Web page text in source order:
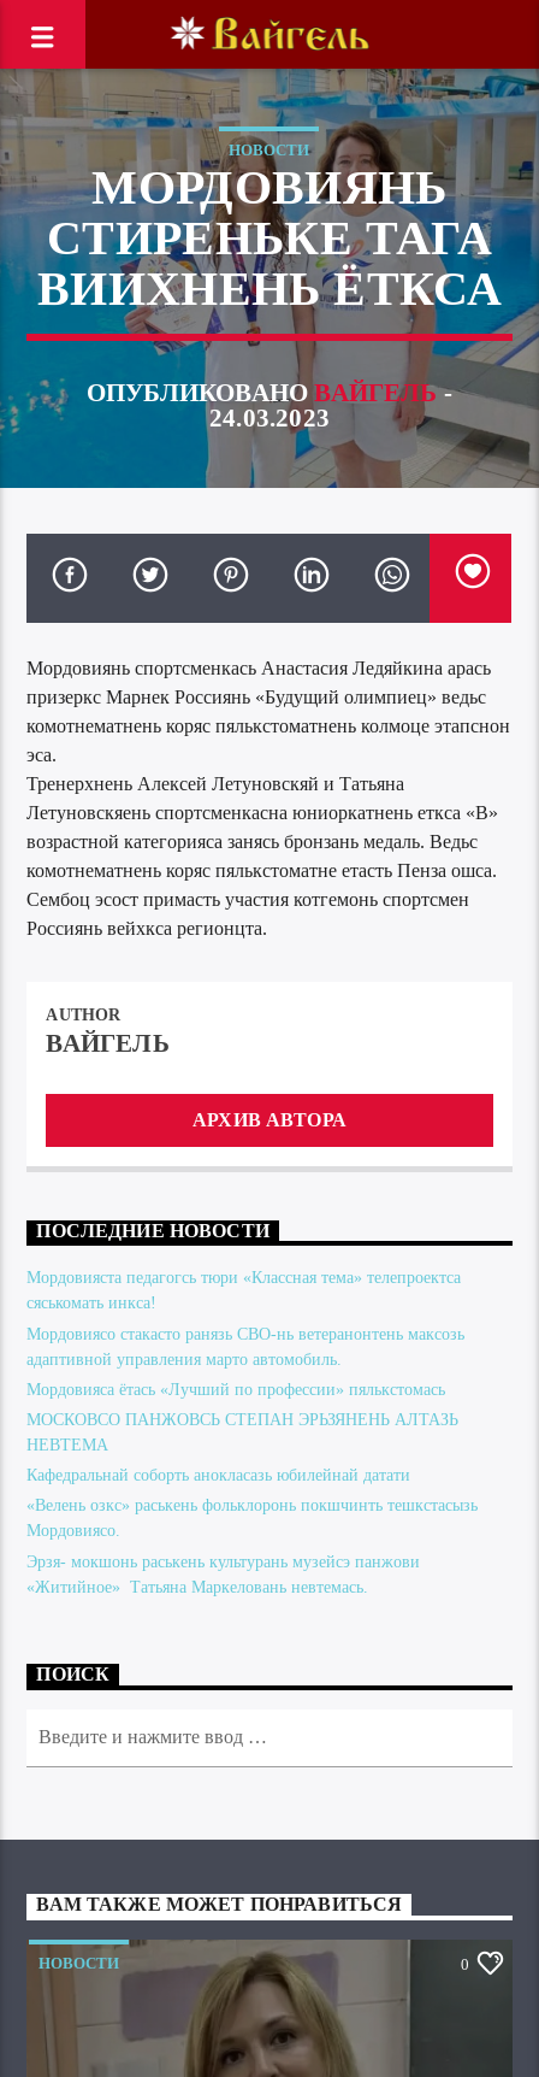
НОВОСТИ
МОРДОВИЯНЬ
СТИРЕНЬКЕ ТАГА
ВИИХНЕНЬ ЁТКСА
ОПУБЛИКОВАНОВАЙГЕЛЬ-
24.03.2023
Мордовиянь спортсменкась Анастасия Ледяйкина арась
призеркс Марнек Россиянь «Будущий олимпиец» ведьс
комотнематнень коряс пялькстоматнень колмоце этапснон
эса.
Тренерхнень Алексей Летуновскяй и Татьяна
Летуновскяень спортсменкасна юниоркатнень еткса «В»
возрастной категорияса занясь бронзань медаль. Ведьс
комотнематнень коряс пялькстоматне етасть Пенза ошса.
Сембоц эсост примасть участия котгемонь спортсмен
Россиянь вейхкса регионцта.
AUTHOR
ВАЙГЕЛЬ
АРХИВ АВТОРА
ПОСЛЕДНИЕ НОВОСТИ
Мордовияста педагогсь тюри «Классная тема» телепроектса
сяськомать инкса!
Мордовиясо стакасто ранязь СВО-нь ветеранонтень максозь
адаптивной управления марто автомобиль.
Мордовияса ётась «Лучший по профессии» пялькстомась
МОСКОВСО ПАНЖОВСЬ СТЕПАН ЭРЬЗЯНЕНЬ АЛТАЗЬ
НЕВТЕМА
Кафедральнай соборть анокласазь юбилейнай датати
«Велень озкс» раськень фольклоронь покшчинть тешкстасызь
Мордовиясо.
Эрзя- мокшонь раськень культурань музейсэ панжови
«Житийное» Татьяна Маркеловань невтемась.
ПОИСК
ВАМ ТАКЖЕ МОЖЕТ ПОНРАВИТЬСЯ
НОВОСТИ 0